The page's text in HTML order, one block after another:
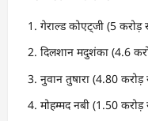
गेराल्ड कोएट्जी (5 करोड़
दिलशान मदुशंका (4.6
नुवान तुषारा (4.80
मोहम्मद नबी (1.50